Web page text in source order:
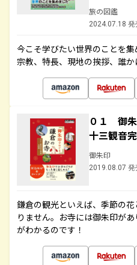
旅の図鑑
2024.07.18 発
今こそ学びたい世界のことを集
宗教、特長、現地の挨拶、誰か
０１ 御
十三観音
御朱印
2019.08.07 発
鎌倉の観光といえば、季節の
りません。お寺には御朱印が
がわかるのです！